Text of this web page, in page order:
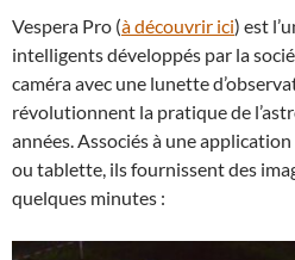
Vespera Pro (à découvrir ici) est
intelligents développés par la
caméra avec une lunette
révolutionnent la pratique de
années. Associés à une
ou tablette, ils fournissent des
quelques minutes :